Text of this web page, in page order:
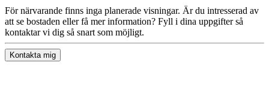
För närvarande finns inga planerade visningar. Är du intresserad av
att se bostaden eller få mer information? Fyll i dina uppgifter så
kontaktar vi dig så snart som möjligt.
Kontakta mig